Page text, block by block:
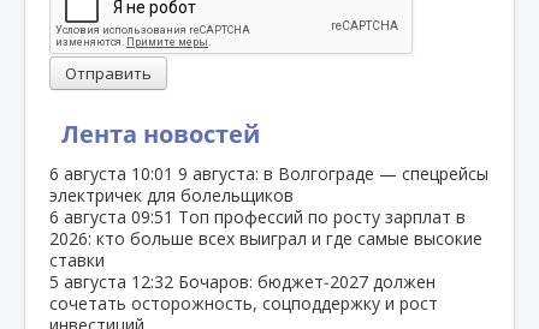
Лента новостей
6 августа 10:01 9 августа: в Волгограде — спецрейсы
электричек для болельщиков
6 августа 09:51 Топ профессий по росту зарплат в
2026: кто больше всех выиграл и где самые высокие
ставки
5 августа 12:32 Бочаров: бюджет‑2027 должен
сочетать осторожность, соцподдержку и рост
Отправить